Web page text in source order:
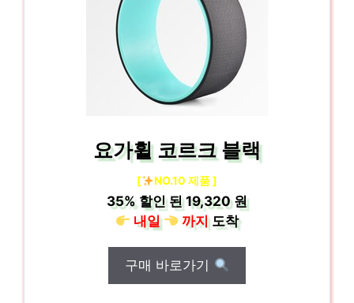
요가휠 코르크 블랙
[ NO.10 제품 ]
35%할인 된19,320 원
내일
까지도착
구매 바로가기